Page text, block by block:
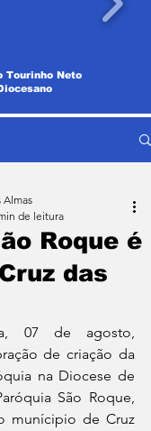
Tourinho Neto
Roque é
das
Almas
de leitura
07 de agosto,
de criação da
na Diocese de
São Roque,
munícipio de Cruz